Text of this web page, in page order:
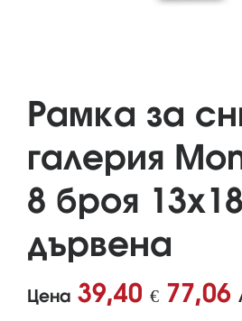
Рамка за
галерия
8 броя
дървена
Цена 39,40 € 77,06